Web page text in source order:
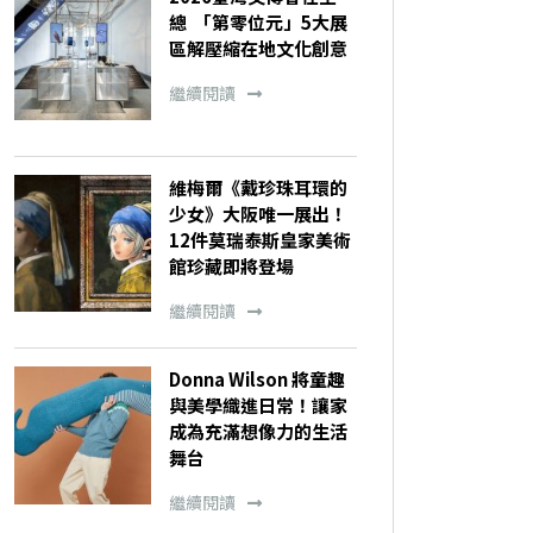
總 「第零位元」5大展
區解壓縮在地文化創意
繼續閱讀
維梅爾《戴珍珠耳環的
少女》大阪唯一展出！
12件莫瑞泰斯皇家美術
館珍藏即將登場
繼續閱讀
Donna Wilson 將童趣
與美學織進日常！讓家
成為充滿想像力的生活
舞台
繼續閱讀